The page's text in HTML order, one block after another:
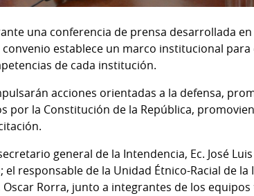
una conferencia de prensa desarrollada
establece un marco institucional
de cada institución.
acciones orientadas a la defensa,
por la Constitución de la República,
general de la Intendencia, Ec. José
el responsable de la Unidad Étnico-Racial de
Rorra, junto a integrantes de los